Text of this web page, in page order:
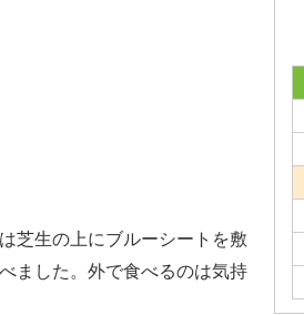
芝生の上にブルーシートを敷
ました。外で食べるのは気持